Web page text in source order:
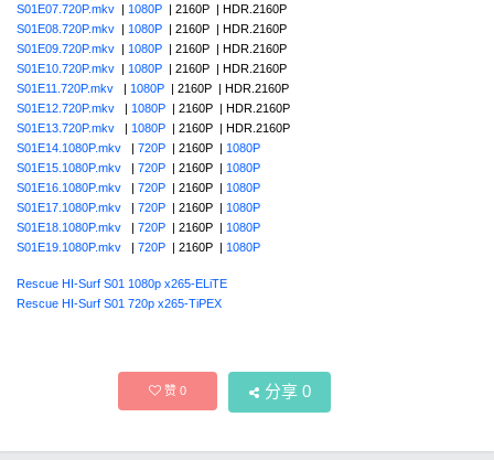
S01E07.720P.mkv | 1080P | 2160P | HDR.2160P
S01E08.720P.mkv | 1080P | 2160P | HDR.2160P
S01E09.720P.mkv | 1080P | 2160P | HDR.2160P
S01E10.720P.mkv | 1080P | 2160P | HDR.2160P
S01E11.720P.mkv | 1080P | 2160P | HDR.2160P
S01E12.720P.mkv | 1080P | 2160P | HDR.2160P
S01E13.720P.mkv | 1080P | 2160P | HDR.2160P
S01E14.1080P.mkv | 720P | 2160P | 1080P
S01E15.1080P.mkv | 720P | 2160P | 1080P
S01E16.1080P.mkv | 720P | 2160P | 1080P
S01E17.1080P.mkv | 720P | 2160P | 1080P
S01E18.1080P.mkv | 720P | 2160P | 1080P
S01E19.1080P.mkv | 720P | 2160P | 1080P
Rescue HI-Surf S01 1080p x265-ELiTE
Rescue HI-Surf S01 720p x265-TiPEX
赞0 分享 0